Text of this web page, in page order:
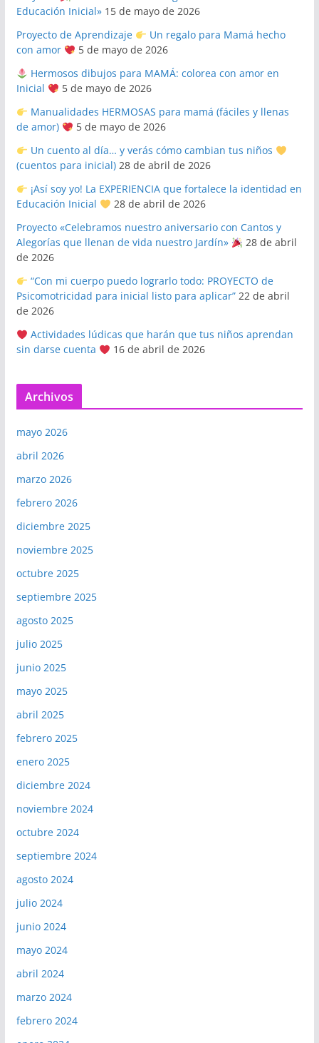
Educación Inicial» 15 de mayo de 2026
Proyecto de Aprendizaje
Un regalo para Mamá hecho
con amor
5 de mayo de 2026
Hermosos dibujos para MAMÁ: colorea con amor en
Inicial
5 de mayo de 2026
Manualidades HERMOSAS para mamá (fáciles y llenas
de amor)
5 de mayo de 2026
Un cuento al día… y verás cómo cambian tus niños
(cuentos para inicial) 28 de abril de 2026
¡Así soy yo! La EXPERIENCIA que fortalece la identidad en
Educación Inicial
28 de abril de 2026
Proyecto «Celebramos nuestro aniversario con Cantos y
Alegorías que llenan de vida nuestro Jardín»
28 de abril
de 2026
“Con mi cuerpo puedo lograrlo todo: PROYECTO de
Psicomotricidad para inicial listo para aplicar” 22 de abril
de 2026
Actividades lúdicas que harán que tus niños aprendan
sin darse cuenta
16 de abril de 2026
Archivos
mayo 2026
abril 2026
marzo 2026
febrero 2026
diciembre 2025
noviembre 2025
octubre 2025
septiembre 2025
agosto 2025
julio 2025
junio 2025
mayo 2025
abril 2025
febrero 2025
enero 2025
diciembre 2024
noviembre 2024
octubre 2024
septiembre 2024
agosto 2024
julio 2024
junio 2024
mayo 2024
abril 2024
marzo 2024
febrero 2024